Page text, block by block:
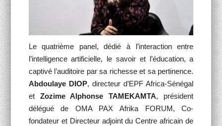
Le quatrième panel, dédié à l’interaction entre
l’intelligence artificielle, le savoir et l’éducation, a
captivé l’auditoire par sa richesse et sa pertinence.
Abdoulaye DIOP, directeur d’EPF Africa-Sénégal
et Zozime Alphonse TAMEKAMTA, président
délégué de OMA PAX Afrika FORUM, Co-
fondateur et Directeur adjoint du Centre africain de